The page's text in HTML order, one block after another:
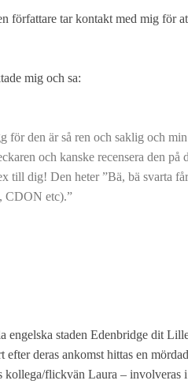
författare tar kontakt med mig för
mig och sa:
för den är så ren och saklig och
och kanske recensera den
till dig! Den heter ”Bä, bä svarta
CDON etc).”
engelska staden Edenbridge dit
deras ankomst hittas en
kollega/flickvän Laura – involveras